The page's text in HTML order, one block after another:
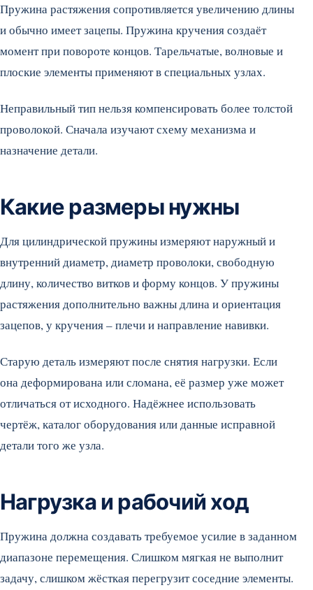
Пружина растяжения сопротивляется увеличению длины
и обычно имеет зацепы. Пружина кручения создаёт
момент при повороте концов. Тарельчатые, волновые и
плоские элементы применяют в специальных узлах.
Неправильный тип нельзя компенсировать более толстой
проволокой. Сначала изучают схему механизма и
назначение детали.
Какие размеры нужны
Для цилиндрической пружины измеряют наружный и
внутренний диаметр, диаметр проволоки, свободную
длину, количество витков и форму концов. У пружины
растяжения дополнительно важны длина и ориентация
зацепов, у кручения – плечи и направление навивки.
Старую деталь измеряют после снятия нагрузки. Если
она деформирована или сломана, её размер уже может
отличаться от исходного. Надёжнее использовать
чертёж, каталог оборудования или данные исправной
детали того же узла.
Нагрузка и рабочий ход
Пружина должна создавать требуемое усилие в заданном
диапазоне перемещения. Слишком мягкая не выполнит
задачу, слишком жёсткая перегрузит соседние элементы.